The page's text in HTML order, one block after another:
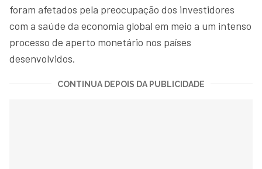
foram afetados pela preocupação dos investidores
com a saúde da economia global em meio a um intenso
processo de aperto monetário nos países
desenvolvidos.
CONTINUA DEPOIS DA PUBLICIDADE